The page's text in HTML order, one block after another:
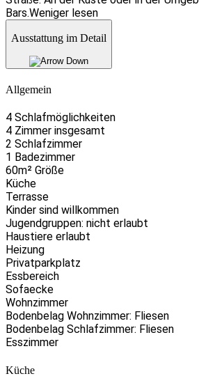
Bars.Weniger lesen
Ausstattung im Detail
Allgemein
4 Schlafmöglichkeiten
4 Zimmer insgesamt
2 Schlafzimmer
1 Badezimmer
60m² Größe
Küche
Terrasse
Kinder sind willkommen
Jugendgruppen: nicht erlaubt
Haustiere erlaubt
Heizung
Privatparkplatz
Essbereich
Sofaecke
Wohnzimmer
Bodenbelag Wohnzimmer: Fliesen
Bodenbelag Schlafzimmer: Fliesen
Esszimmer
Küche